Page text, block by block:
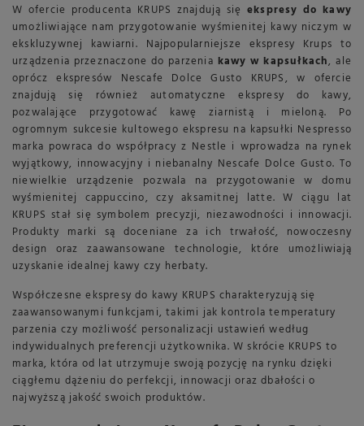
W ofercie producenta KRUPS znajdują sięekspresy do kawy
umożliwiające nam przygotowanie wyśmienitej kawy niczym w
ekskluzywnej kawiarni. Najpopularniejsze ekspresy Krups to
urządzenia przeznaczone do parzenia kawy w kapsułkach, ale
oprócz ekspresów Nescafe Dolce Gusto KRUPS, w ofercie
znajdują się również automatyczne ekspresy do kawy,
pozwalające przygotować kawę ziarnistą i mieloną. Po
ogromnym sukcesie kultowego ekspresu na kapsułki Nespresso
marka powraca do współpracy z Nestle i wprowadza na rynek
wyjątkowy, innowacyjny i niebanalny Nescafe Dolce Gusto. To
niewielkie urządzenie pozwala na przygotowanie w domu
wyśmienitej cappuccino, czy aksamitnej latte. W ciągu lat
KRUPS stał się symbolem precyzji, niezawodności i innowacji.
Produkty marki są doceniane za ich trwałość, nowoczesny
design oraz zaawansowane technologie, które umożliwiają
uzyskanie idealnej kawy czy herbaty.
Współczesne ekspresy do kawy KRUPS charakteryzują się
zaawansowanymi funkcjami, takimi jak kontrola temperatury
parzenia czy możliwość personalizacji ustawień według
indywidualnych preferencji użytkownika. W skrócie KRUPS to
marka, która od lat utrzymuje swoją pozycję na rynku dzięki
ciągłemu dążeniu do perfekcji, innowacji oraz dbałości o
najwyższą jakość swoich produktów.